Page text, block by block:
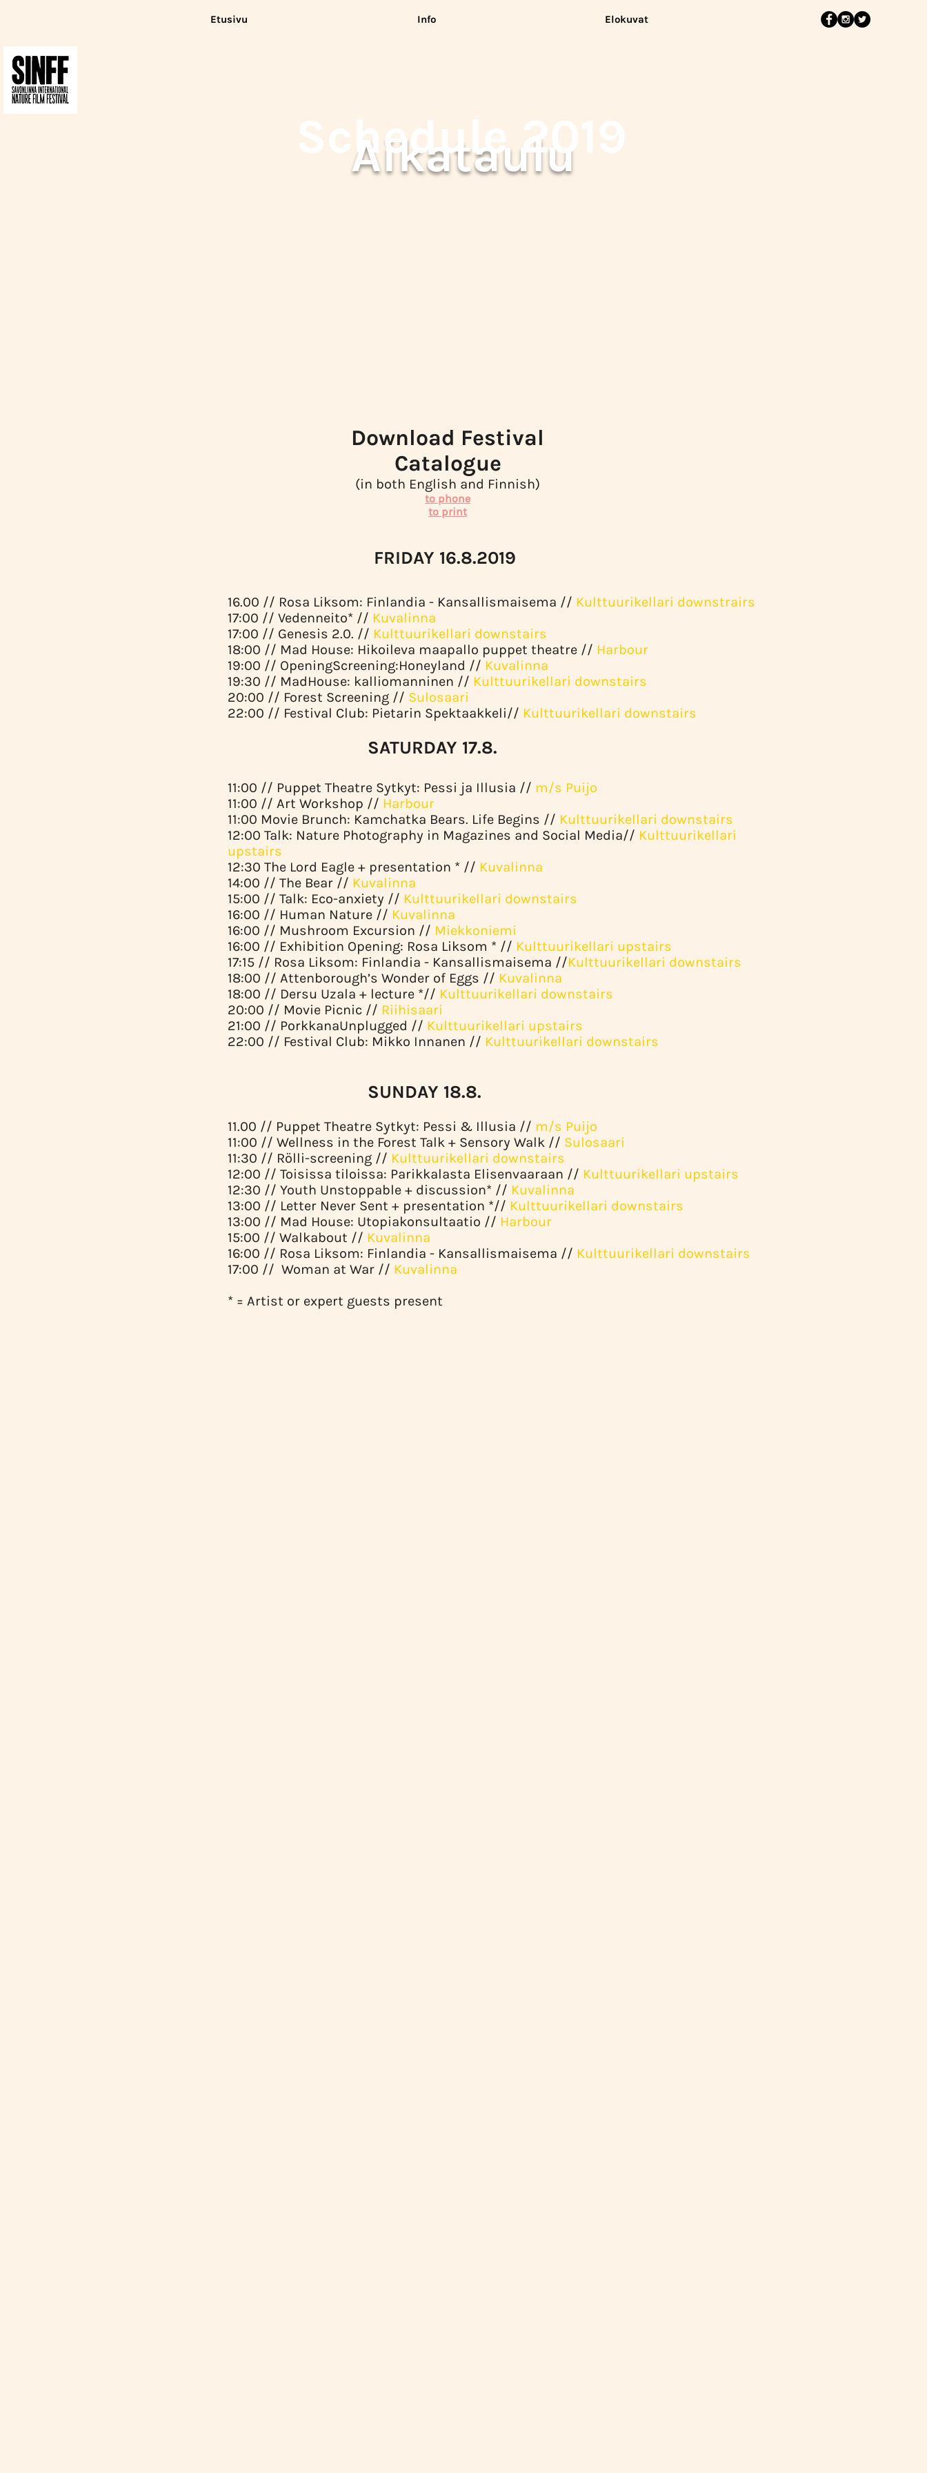
Etusivu Info Elokuvat
Aikataulu
Schedule 2019
Download Festival
Catalogue
(in both English and Finnish)
to phone
to print
FRIDAY 16.8.2019
16.00 // Rosa Liksom: Finlandia - Kansallismaisema // Kulttuurikellari downstrairs
17:00 // Vedenneito* // Kuvalinna
17:00 // Genesis 2.0. // Kulttuurikellari downstairs
18:00 // Mad House: Hikoileva maapallo puppet theatre // Harbour
19:00 // OpeningScreening:Honeyland // Kuvalinna
19:30 // MadHouse: kalliomanninen // Kulttuurikellari downstairs
20:00 // Forest Screening // Sulosaari
22:00 // Festival Club: Pietarin Spektaakkeli// Kulttuurikellari downstairs
SATURDAY 17.8.
11:00 // Puppet Theatre Sytkyt: Pessi ja Illusia // m/s Puijo
11:00 // Art Workshop // Harbour
11:00 Movie Brunch: Kamchatka Bears. Life Begins // Kulttuurikellari downstairs
12:00 Talk: Nature Photography in Magazines and Social Media// Kulttuurikellari
upstairs
12:30 The Lord Eagle + presentation * // Kuvalinna
14:00 // The Bear // Kuvalinna
15:00 // Talk: Eco-anxiety // Kulttuurikellari downstairs
16:00 // Human Nature // Kuvalinna
16:00 // Mushroom Excursion // Miekkoniemi
16:00 // Exhibition Opening: Rosa Liksom * // Kulttuurikellari upstairs
17:15 // Rosa Liksom: Finlandia - Kansallismaisema //Kulttuurikellari downstairs
18:00 // Attenborough’s Wonder of Eggs // Kuvalinna
18:00 // Dersu Uzala + lecture *// Kulttuurikellari downstairs
20:00 // Movie Picnic // Riihisaari
21:00 // PorkkanaUnplugged // Kulttuurikellari upstairs
22:00 // Festival Club: Mikko Innanen // Kulttuurikellari downstairs
SUNDAY 18.8.
11.00 // Puppet Theatre Sytkyt: Pessi & Illusia // m/s Puijo
11:00 // Wellness in the Forest Talk + Sensory Walk // Sulosaari
11:30 // Rölli-screening // Kulttuurikellari downstairs
12:00 // Toisissa tiloissa: Parikkalasta Elisenvaaraan // Kulttuurikellari upstairs
12:30 // Youth Unstoppable + discussion* // Kuvalinna
13:00 // Letter Never Sent + presentation *// Kulttuurikellari downstairs
13:00 // Mad House: Utopiakonsultaatio // Harbour
15:00 // Walkabout // Kuvalinna
16:00 // Rosa Liksom: Finlandia - Kansallismaisema // Kulttuurikellari downstairs
17:00 // Woman at War // Kuvalinna
* = Artist or expert guests present